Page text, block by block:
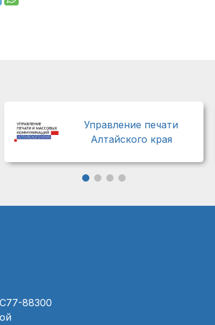
Управление печати
Алтайского края
88300